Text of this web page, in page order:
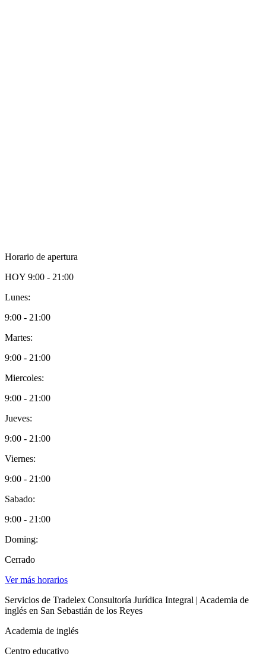
Horario de apertura
HOY 9:00 - 21:00
Lunes:
9:00 - 21:00
Martes:
9:00 - 21:00
Miercoles:
9:00 - 21:00
Jueves:
9:00 - 21:00
Viernes:
9:00 - 21:00
Sabado:
9:00 - 21:00
Doming:
Cerrado
Ver más horarios
Servicios de Tradelex Consultoría Jurídica Integral | Academia de
inglés en San Sebastián de los Reyes
Academia de inglés
Centro educativo